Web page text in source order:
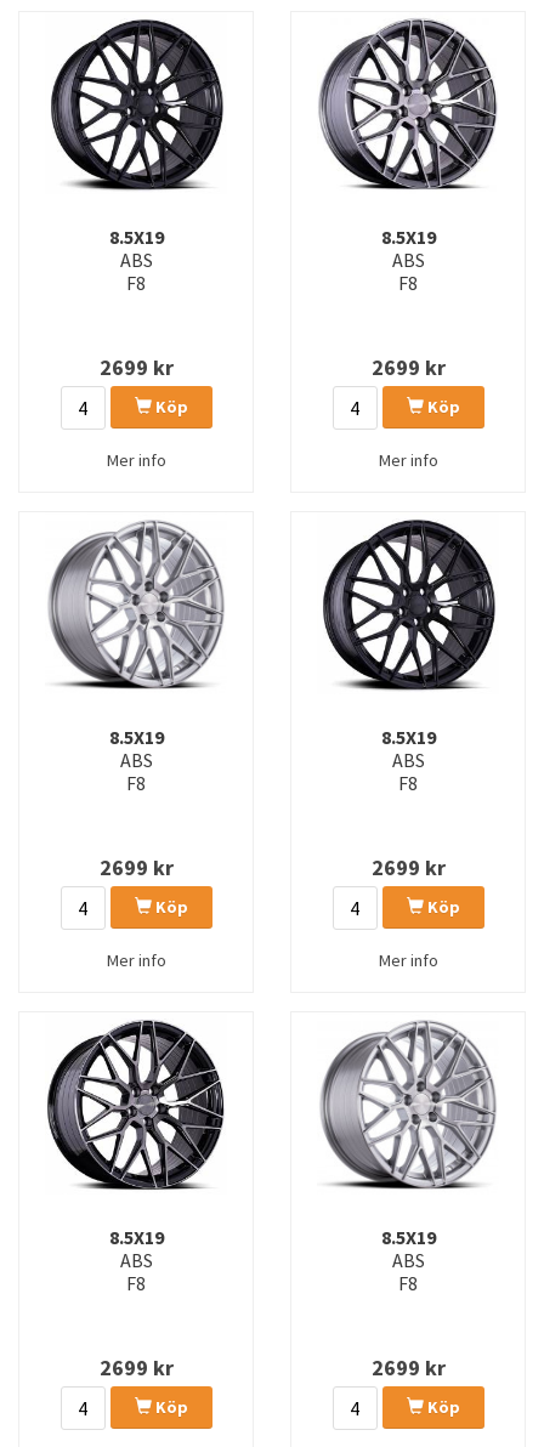
8.5X19
ABS
F8
2699 kr
Köp
Mer info
8.5X19
ABS
F8
2699 kr
Köp
Mer info
8.5X19
ABS
F8
2699 kr
Köp
Mer info
8.5X19
ABS
F8
2699 kr
Köp
Mer info
8.5X19
ABS
F8
2699 kr
Köp
8.5X19
ABS
F8
2699 kr
Köp